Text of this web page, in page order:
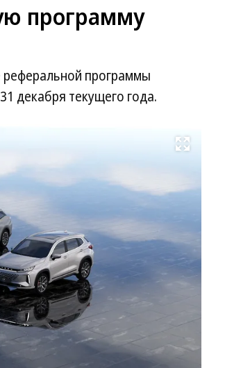
программу
реферальной программы
декабря текущего года.
Развернуть на весь экран